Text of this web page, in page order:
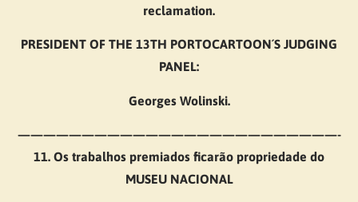
reclamation.
PRESIDENT OF THE 13TH PORTOCARTOON´S JUDGING
PANEL:
Georges Wolinski.
—————————————————————————-
11. Os trabalhos premiados ficarão propriedade do
MUSEU NACIONAL